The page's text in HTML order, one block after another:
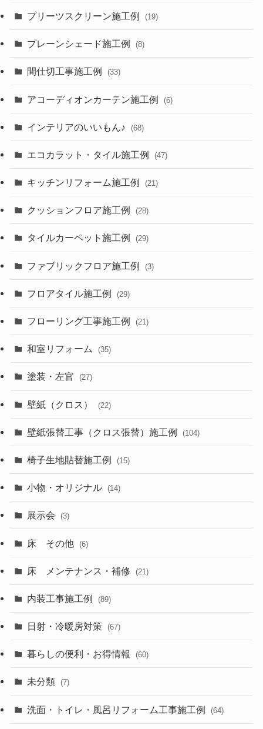
プリーツスクリーン施工例 (19)
プレーンシェード施工例 (8)
間仕切工事施工例 (33)
アコーディオンカーテン施工例 (6)
インテリアのいいもん♪ (68)
エコカラット・タイル施工例 (47)
キッチンリフォーム施工例 (21)
クッションフロア施工例 (28)
タイルカーペット施工例 (29)
ファブリックフロア施工例 (3)
フロアタイル施工例 (29)
フローリング工事施工例 (21)
和室リフォーム (35)
塗装・左官 (27)
壁紙（クロス） (22)
壁紙張替工事（クロス張替）施工例 (104)
椅子生地貼替施工例 (15)
小物・オリジナル (14)
展示会 (3)
床 その他 (6)
床 メンテナンス・補修 (21)
内装工事施工例 (89)
日射・冷暖房対策 (67)
暮らしの便利・お得情報 (60)
未分類 (7)
洗面・トイレ・風呂リフォーム工事施工例 (64)